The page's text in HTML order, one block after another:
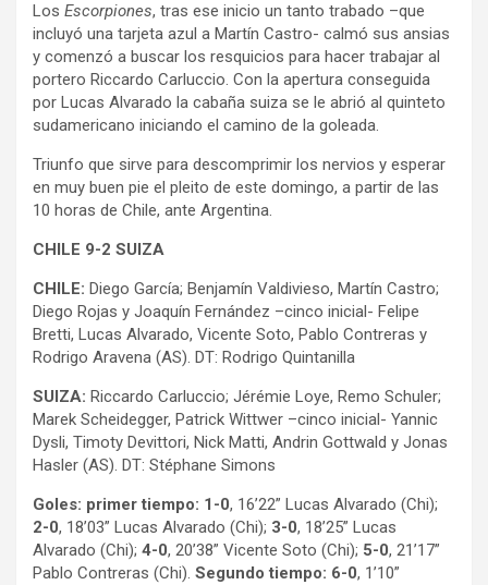
Los Escorpiones, tras ese inicio un tanto trabado –que
incluyó una tarjeta azul a Martín Castro- calmó sus ansias
y comenzó a buscar los resquicios para hacer trabajar al
portero Riccardo Carluccio. Con la apertura conseguida
por Lucas Alvarado la cabaña suiza se le abrió al quinteto
sudamericano iniciando el camino de la goleada.
Triunfo que sirve para descomprimir los nervios y esperar
en muy buen pie el pleito de este domingo, a partir de las
10 horas de Chile, ante Argentina.
CHILE 9-2 SUIZA
CHILE: Diego García; Benjamín Valdivieso, Martín Castro;
Diego Rojas y Joaquín Fernández –cinco inicial- Felipe
Bretti, Lucas Alvarado, Vicente Soto, Pablo Contreras y
Rodrigo Aravena (AS). DT: Rodrigo Quintanilla
SUIZA: Riccardo Carluccio; Jérémie Loye, Remo Schuler;
Marek Scheidegger, Patrick Wittwer –cinco inicial- Yannic
Dysli, Timoty Devittori, Nick Matti, Andrin Gottwald y Jonas
Hasler (AS). DT: Stéphane Simons
Goles: primer tiempo: 1-0, 16’22” Lucas Alvarado (Chi);
2-0, 18’03” Lucas Alvarado (Chi); 3-0, 18’25” Lucas
Alvarado (Chi); 4-0, 20’38” Vicente Soto (Chi); 5-0, 21’17”
Pablo Contreras (Chi). Segundo tiempo: 6-0, 1’10”